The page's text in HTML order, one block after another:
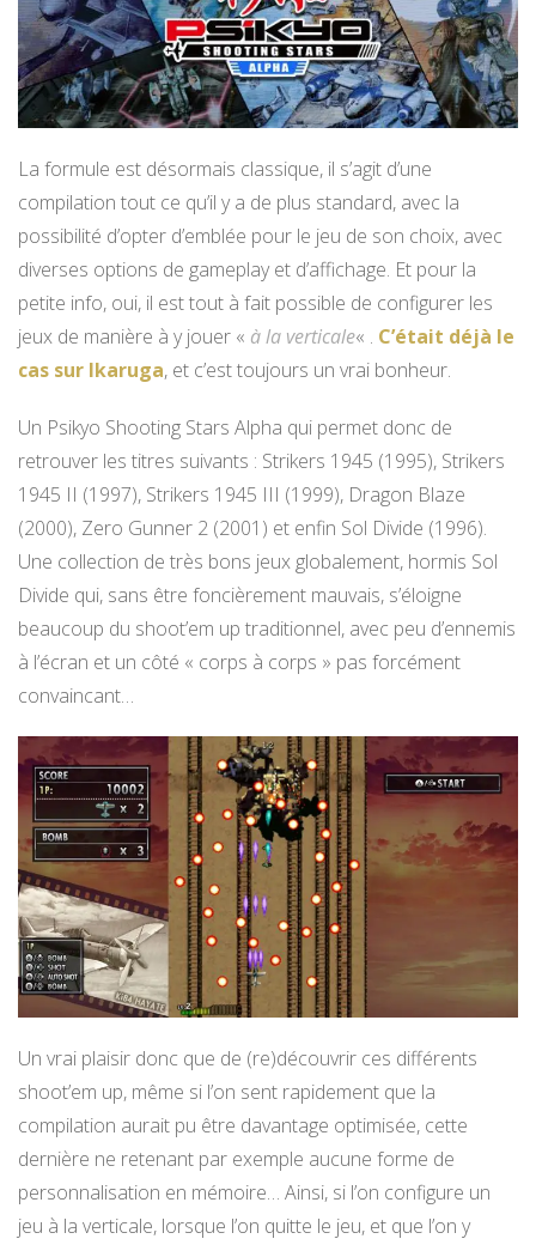
La formule est désormais classique, il s’agit d’une
compilation tout ce qu’il y a de plus standard, avec la
possibilité d’opter d’emblée pour le jeu de son choix, avec
diverses options de gameplay et d’affichage. Et pour la
petite info, oui, il est tout à fait possible de configurer les
jeux de manière à y jouer « à la verticale« . C’était déjà le
cas sur Ikaruga, et c’est toujours un vrai bonheur.
Un Psikyo Shooting Stars Alpha qui permet donc de
retrouver les titres suivants : Strikers 1945 (1995), Strikers
1945 II (1997), Strikers 1945 III (1999), Dragon Blaze
(2000), Zero Gunner 2 (2001) et enfin Sol Divide (1996).
Une collection de très bons jeux globalement, hormis Sol
Divide qui, sans être foncièrement mauvais, s’éloigne
beaucoup du shoot’em up traditionnel, avec peu d’ennemis
à l’écran et un côté « corps à corps » pas forcément
convaincant…
Un vrai plaisir donc que de (re)découvrir ces différents
shoot’em up, même si l’on sent rapidement que la
compilation aurait pu être davantage optimisée, cette
dernière ne retenant par exemple aucune forme de
personnalisation en mémoire… Ainsi, si l’on configure un
jeu à la verticale, lorsque l’on quitte le jeu, et que l’on y